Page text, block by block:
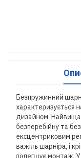
Безпружинний
характеризується
дизайном. Найвища
безперебійну та
ексцентриковим
важіль шарніра, і
полегшує монтаж.